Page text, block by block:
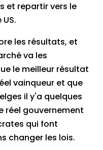
et repartir vers le
les résultats, et
va les
le meilleur résultat
vainqueur et que
il y'a quelques
réel gouvernement
qui font
changer les lois.